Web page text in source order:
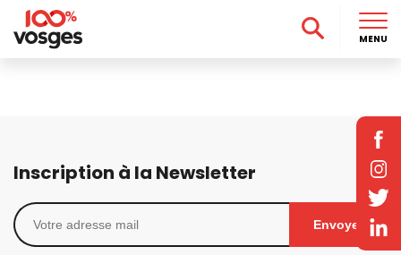
Inscription à la Newsletter
Envoyer
MENU